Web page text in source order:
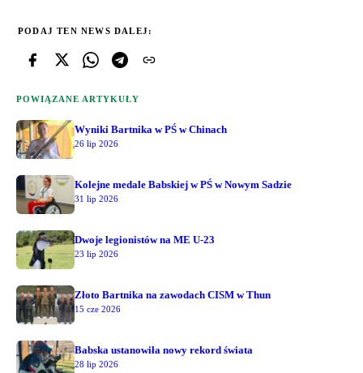
PODAJ TEN NEWS DALEJ:
POWIĄZANE ARTYKUŁY
Wyniki Bartnika w PŚ w Chinach
26 lip 2026
Kolejne medale Babskiej w PŚ w Nowym Sadzie
31 lip 2026
Dwoje legionistów na ME U-23
23 lip 2026
Złoto Bartnika na zawodach CISM w Thun
15 cze 2026
Babska ustanowiła nowy rekord świata
28 lip 2026